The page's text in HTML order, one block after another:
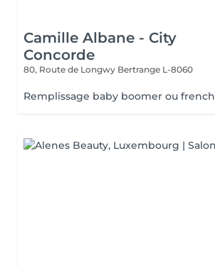
Camille Albane - City
Concorde
80, Route de Longwy Bertrange L-8060
Remplissage baby boomer ou french